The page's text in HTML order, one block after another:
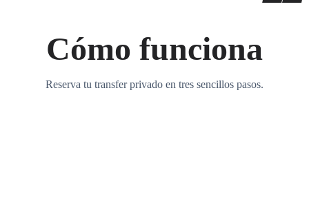
Cómo funciona
Reserva tu transfer privado en tres sencillos pasos.